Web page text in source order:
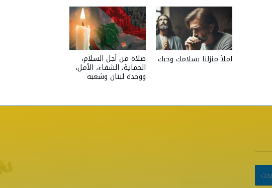
صلاة من أجل السلام،
الحماية، الشفاء، الأمل،
ووحدة لبنان وشعبه
املأ منزلنا بسلامك وحبك